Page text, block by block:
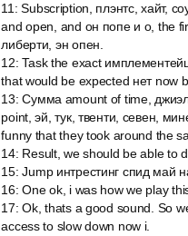
11 :Subscription, плэнтс, хайт,
and open, and он попе и о, the
либерти, эн опен.
12:Task the exact
that would be expected нет now
13:Сумма amount of time,
point, эй, тук, твенти, севен,
funny that they took around the
14: Result, we should be able to
15:Jump интрестинг спид май
16:One ok, i was how we play
17:Ok, thats a good sound. So
access to slow down now i.